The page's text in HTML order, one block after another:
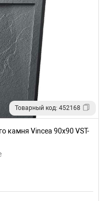
Товарный код: 452168
камня Vincea 90х90 VST-